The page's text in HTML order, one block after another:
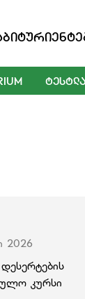
2026
კურსი